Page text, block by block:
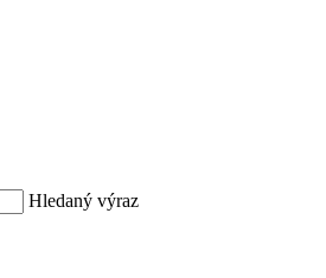
Hledaný výraz